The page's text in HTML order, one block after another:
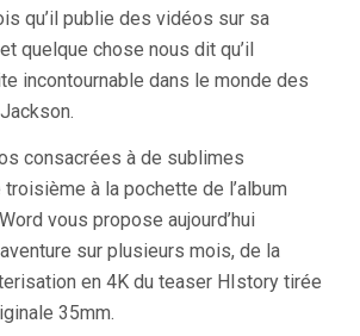
qu’il publie des vidéos sur sa
et quelque chose nous dit qu’il
incontournable dans le monde des
consacrées à de sublimes
à la pochette de l’album
vous propose aujourd’hui
sur plusieurs mois, de la
en 4K du teaser HIstory tirée
35mm.